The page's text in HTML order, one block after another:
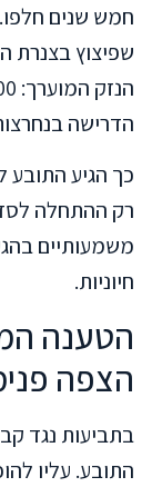
שפיצוץ בצנרת
הדרישה
כך הגיע
רק ההתחלה
משמעותיים
חיוניות.
הטענה
הצפה
בתביעות נגד
התובע. עליו